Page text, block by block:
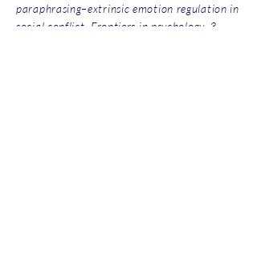
paraphrasing–extrinsic emotion regulation in
social conflict. Frontiers in psychology, 3,